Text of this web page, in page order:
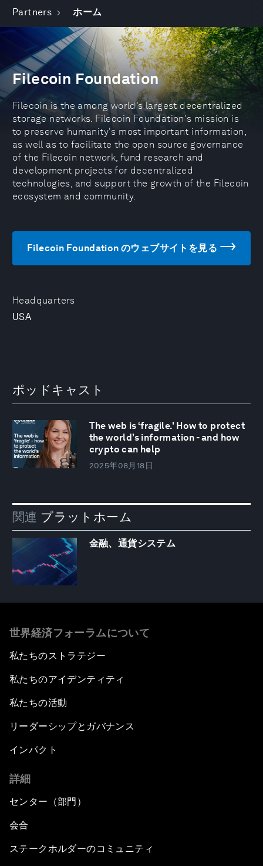
Partners ホーム
Headquarters
USA
Filecoin Foundation
Filecoin is the among world’s largest decentralized
storage networks. Filecoin Foundation's mission is
to preserve humanity's most important information,
as well as to facilitate the open source governance
of the Filecoin network, fund research and
development projects for decentralized
technologies, and support the growth of the Filecoin
ecosystem and community.
Filecoin Foundation のウェブサイトを見る
ポッドキャスト
The web is ‘fragile.' How to protect
the world’s information - and how
crypto can help
2025年08月18日
関連 プラットホーム
金融、通貨システム
世界経済フォーラムについて
私たちのストラテジー
私たちのアイデンティティ
私たちの活動
リーダーシップとガバナンス
インパクト
詳細
センター（部門）
会合
ステークホルダーのコミュニティ